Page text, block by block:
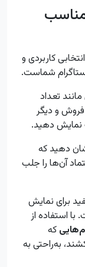
کاربردی و
شماست.
تعداد
فروش و دیگر
دهید.
دهید که
آن‌ها را جلب
برای نمایش
استفاده از
که
به‌راحتی به